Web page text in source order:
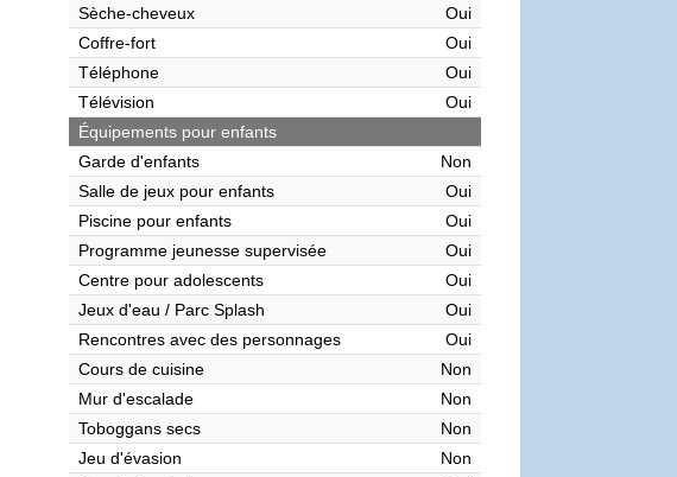
Sèche-cheveux
Oui
Coffre-fort
Oui
Téléphone
Oui
Télévision
Oui
Équipements pour enfants
Garde d'enfants
Non
Salle de jeux pour enfants
Oui
Piscine pour enfants
Oui
Programme jeunesse supervisée
Oui
Centre pour adolescents
Oui
Jeux d'eau / Parc Splash
Oui
Rencontres avec des personnages
Oui
Cours de cuisine
Non
Mur d'escalade
Non
Toboggans secs
Non
Jeu d'évasion
Non